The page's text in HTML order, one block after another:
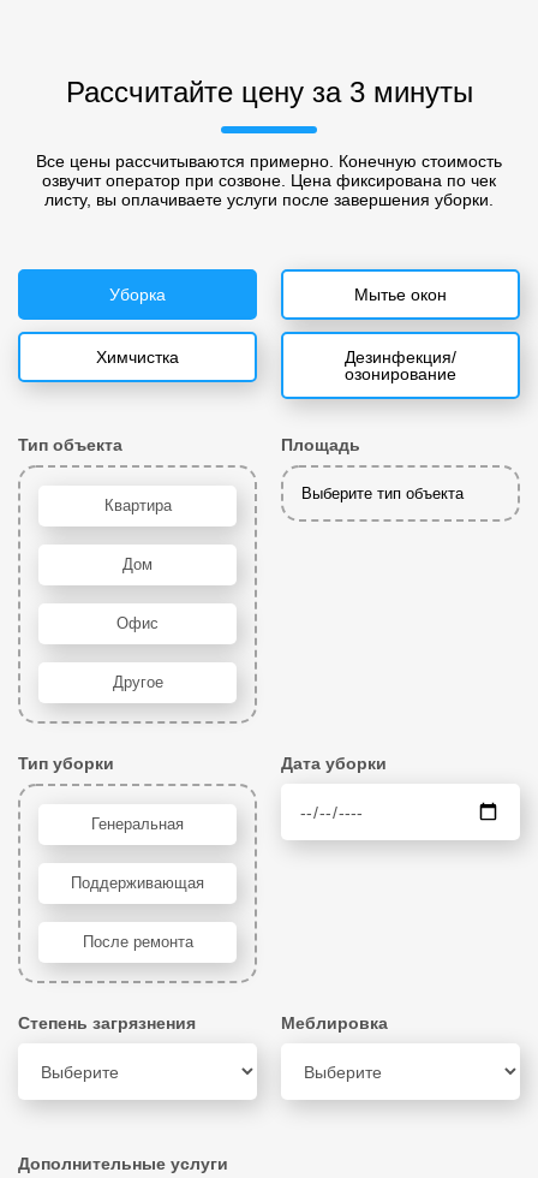
Рассчитайте цену за 3 минуты
Все цены рассчитываются примерно. Конечную стоимость
озвучит оператор при созвоне. Цена фиксирована по чек
листу, вы оплачиваете услуги после завершения уборки.
Уборка Мытье окон
Химчистка
Дезинфекция/
озонирование
Тип объекта
Квартира
Дом
Офис
Другое
Площадь
Выберите тип объекта
Тип уборки
Генеральная
Поддерживающая
После ремонта
Дата уборки
Степень загрязнения Меблировка
Дополнительные услуги